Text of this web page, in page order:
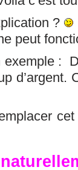
?
peut
exemple :
d’argent.